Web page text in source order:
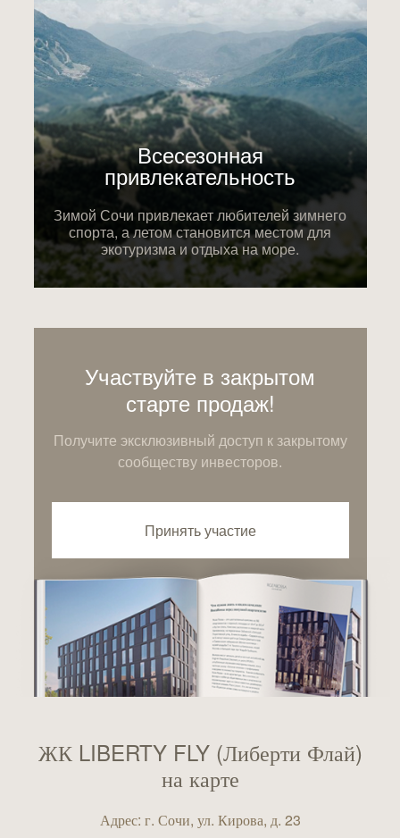
Зимой Сочи привлекает любителей зимнего
спорта, а летом становится местом для
экотуризма и отдыха на море.
Всесезонная
привлекательность
Получите эксклюзивный доступ к закрытому
сообществу инвесторов.
Участвуйте в закрытом
старте продаж!
Принять участие
ЖК LIBERTY FLY (Либерти Флай)
на карте
Адрес: г. Сочи, ул. Кирова, д. 23